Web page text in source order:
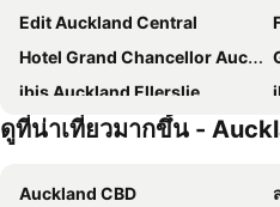
Edit Auckland Central
Hotel Grand Chancellor Auckland
ibis Auckland Ellerslie
Cordis, Auckland
Horizon by SkyCity
ดูที่น่าเที่ยวมากขึ้น -
Auckland CBD